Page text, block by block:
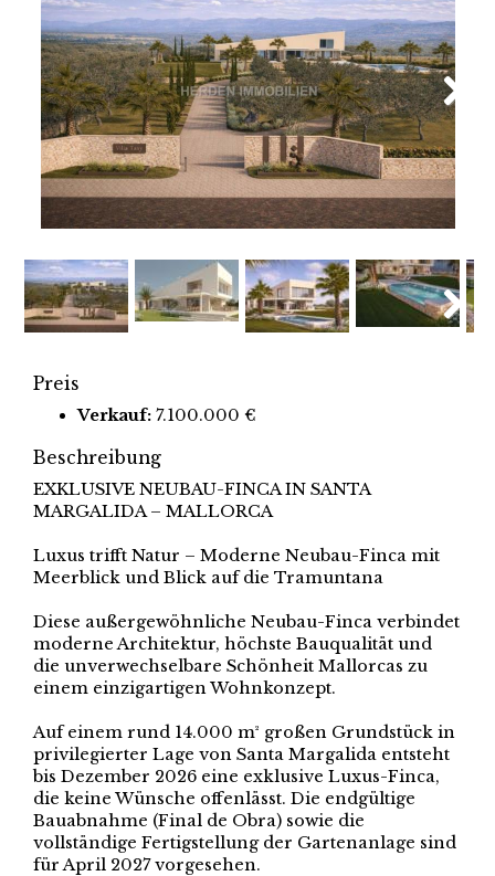
Next
Preis
Verkauf: 7.100.000 €
Beschreibung
EXKLUSIVE NEUBAU-FINCA IN SANTA
MARGALIDA – MALLORCA
Luxus trifft Natur – Moderne Neubau-Finca mit
Meerblick und Blick auf die Tramuntana
Diese außergewöhnliche Neubau-Finca verbindet
moderne Architektur, höchste Bauqualität und
die unverwechselbare Schönheit Mallorcas zu
einem einzigartigen Wohnkonzept.
Auf einem rund 14.000 m² großen Grundstück in
privilegierter Lage von Santa Margalida entsteht
bis Dezember 2026 eine exklusive Luxus-Finca,
die keine Wünsche offenlässt. Die endgültige
Bauabnahme (Final de Obra) sowie die
vollständige Fertigstellung der Gartenanlage sind
für April 2027 vorgesehen.